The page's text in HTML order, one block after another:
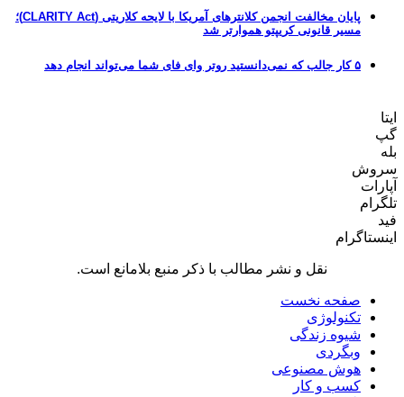
پایان مخالفت انجمن کلانترهای آمریکا با لایحه کلاریتی (CLARITY Act)؛
مسیر قانونی کریپتو هموارتر شد
۵ کار جالب که نمی‌دانستید روتر وای فای شما می‌تواند انجام دهد
ایتا
گپ
بله
سروش
آپارات
تلگرام
فید
اینستاگرام
نقل و نشر مطالب با ذکر منبع بلامانع است.
صفحه نخست
تکنولوژی
شیوه زندگی
وبگردی
هوش مصنوعی
کسب و کار